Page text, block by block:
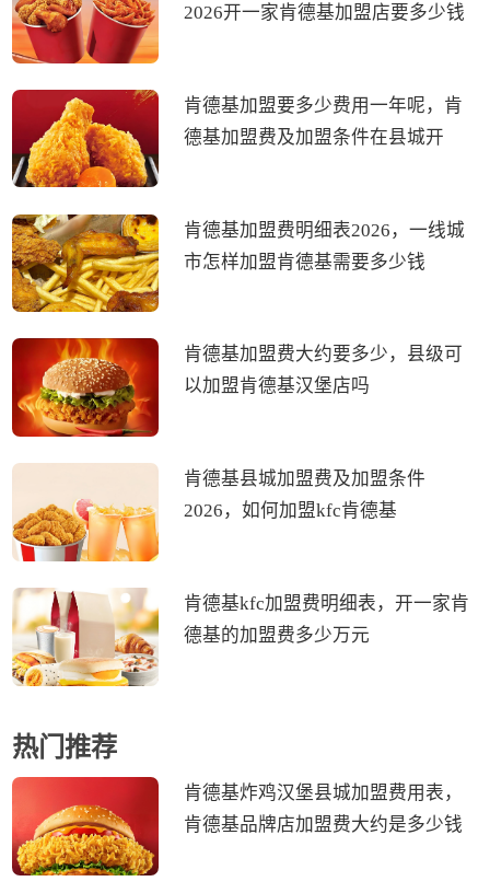
2026开一家肯德基加盟店要多少钱
肯德基加盟要多少费用一年呢，肯
德基加盟费及加盟条件在县城开
肯德基加盟费明细表2026，一线城
市怎样加盟肯德基需要多少钱
肯德基加盟费大约要多少，县级可
以加盟肯德基汉堡店吗
肯德基县城加盟费及加盟条件
2026，如何加盟kfc肯德基
肯德基kfc加盟费明细表，开一家肯
德基的加盟费多少万元
热门推荐
肯德基炸鸡汉堡县城加盟费用表，
肯德基品牌店加盟费大约是多少钱